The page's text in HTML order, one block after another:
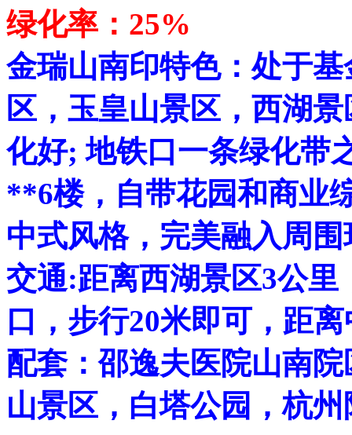
绿化率：25%
金瑞山南印特色：处于
区，玉皇山景区，西湖
化好; 地铁口一条绿化带
**6楼，自带花园和商业
中式风格，完美融入周
交通:距离西湖景区3公
口，步行20米即可，距
配套：邵逸夫医院山南
山景区，白塔公园，杭